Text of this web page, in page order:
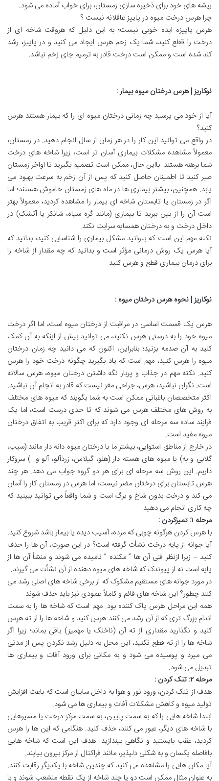
ریشه های خود برای ذخیره سازی زمستان، برای خواب آماده می شود.
چرا هرس درخت میوه در پاییز عاقلانه نیست ؟
هرس پاییزه ایده خوبی نیست؛ به این دلیل که هروقت شاخه ای از
درخت را قطع کنید، شما یک زخم هرس ایجاد می کنید و در پاییز، رشد
کند شده است و ممکن است درخت قادر به ترمیم جای زخم نباشد.
نوکاریز | هرس درختان میوه بیمار:
آیا از خود می پرسید چه زمانی درختان میوه ای را که بیمار هستند هرس
کنید؟
در واقع می توانید این کار را در هر زمان از سال انجام دهید. در زمستان،
معمولاً مشاهده مشکلات بیماری آسان تر است، زیرا شاخه های درخت
شما برهنه هستند. بااین حال، ممکن است تصمیم بگیرید تا اواخر زمستان
صبر کنید تا اطمینان حاصل کنید که پس از آن زخم به سرعت بهبود می
یابد. همچنین، بیشتر بیماری ها در ماه های زمستان خاموش هستند؛ اما
اگر در زمستان یا تابستان شاخه ای بیمار را مشاهده کردید، معمولاً بهتر
است آن را از بین ببرید تا بیماری (مانند گره سیاه، شانکر یا آتشک) در
داخل درخت و به درختان همسایه سرایت نکند.
نکته مهم این است که بتوانید مشکل بیماری را شناسایی کنید، بدانید که
آیا هرس یک روش درمانی مؤثر است و بدانید که چه مقدار از شاخه را
برای درمان بیماری قطع و هرس کنید.
نوکاریز | نحوه هرس درختان میوه :
هرس یک قسمت اساسی در مراقبت از درختان میوه است، اما اگر درخت
میوه خود را به درستی هرس نکنید، می توانید بیش از اینکه به آن کمک
کنید به آن صدمه بزنید؛ بنابراین، اکنون که می دانید چه زمان درختان
میوه را هرس کنید، مهم است که یاد بگیرید چگونه درخت خود را هرس
کنید. نکته مهم در جذاب و پربار نگه داشتن درختان میوه، هرس سالانه
است. نگران نباشید، هرس، جراحی مغز نیست که قادر به انجام آن نباشید.
اکثر متخصصان باغبانی ممکن است به شما بگویند که میوه های مختلف
به روش های مختلف هرس می شوند که تا حدی درست است، اما یک
فرایند ساده سه مرحله ای وجود دارد که برای اکثر قریب به اتفاق درختان
میوه مفید است.
در خارج از مناطق استوایی، بیشتر ما با درختان میوه دانه دار مانند (سیب،
گلابی و به) یا میوه های هسته دار (هلو، گیلاس، زردآلو، آلو و…) سروکار
داریم. این روش سه مرحله ای برای هر دو گروه جواب می دهد. هر چند
هرس تابستان برای درختان مضر نیست، اما هرس در زمستان کار را آسان
می کند و درخت بدون شاخ و برگ است و شما واقعاً می توانید ببینید که
چه کاری انجام می دهید.
مرحله ۱: تمیزکردن :
با هرس کردن هرگونه چوبی که مرده، آسیب دیده یا بیمار باشد شروع کنید.
آیا جوانه از پایه درخت نشأت گرفته است؟ در این صورت، آن ها را حذف
کنید – زیرا ازنظر فنی آن ها ” مکنده ” نامیده می شوند و منشأ آن ها از
پایه است نه از پیوندک که شاخه های میوه دهنده از آن نشأت می گیرند.
در مورد جوانه های مستقیم مشکوک که از برخی شاخه های اصلی رشد می
کنند چطور؟ این شاخه های قائم و کاملاً عمودی نیز باید حذف شوند.
همه این مراحل هرس پاک کننده بود. مهم است که شاخه ها را به سمت
اندام بزرگ تری که از آن رشد می کنند هرس کنید و شاخه ها را از ته هرس
کنید و نگذارید مقداری از ته آن (ناخنک یا مهمیز) باقی بماند؛ زیرا اگر
شاخه ها را از ته قطع نکنید، این محل به دلیل رشد نکردن پس از مدتی
می میرد و پوسیده می شود و به مکانی برای ورود آفات و بیماری ها
تبدیل می شود.
مرحله ۲: تنک کردن :
هدف از تنک کردن، ورود نور و هوا به داخل سایبان است که باعث افزایش
تولید میوه و کاهش مشکلات آفات و بیماری ها می شود.
ابتدا شاخه هایی را که به سمت پایین، به سمت مرکز درخت یا مسیرهایی
با شاخه های دیگر، عبور می کنند، حذف کنید. هنگامی که این ها را هرس
کردید، عقب بایستید و نگاهی بیندازید. هدف این است که شاخه هایی
بافاصله یکسان و به شکلی دلپذیر، مانند فراکتال از مرکز بیرون بیایند.
آیا مکان هایی را مشاهده می کنید که چندین شاخه با یکدیگر رقابت کنند.
به عنوان مثال ممکن است دو یا چند شاخه از یک نقطه منشعب شوند و با